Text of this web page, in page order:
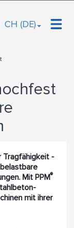
CH (DE)
Tragfähigkeit -
Mit PPM®
mit ihrer